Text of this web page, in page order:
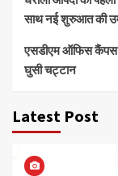
साथ नई शुरुआत की
एसडीएम ऑफिस कैंपस
घुसी चट्टान
Latest Post